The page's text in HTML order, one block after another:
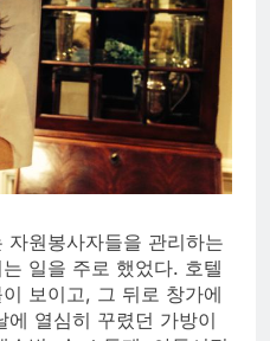
원봉사자들을 관리하는
일을 주로 했었다. 호텔
보이고, 그 뒤로 창가에
열심히 꾸렸던 가방이